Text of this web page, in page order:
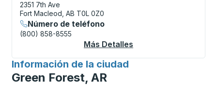
2351 7th Ave
Fort Macleod, AB T0L 0Z0
Número de teléfono
(800) 858-8555
Más Detalles
Información de la ciudad
para
Green Forest, AR